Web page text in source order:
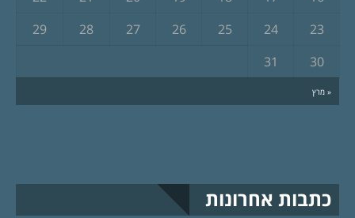
« מרץ
23
24
25
26
27
28
29
30
31
כתבות אחרונות